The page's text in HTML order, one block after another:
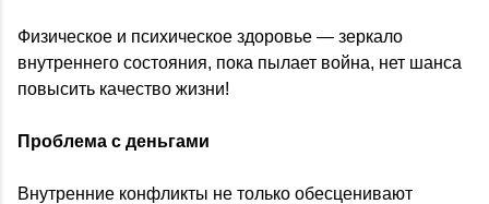
Физическое и психическое здоровье — зеркало
внутреннего состояния, пока пылает война, нет шанса
повысить качество жизни!
Проблема с деньгами
Внутренние конфликты не только обесценивают